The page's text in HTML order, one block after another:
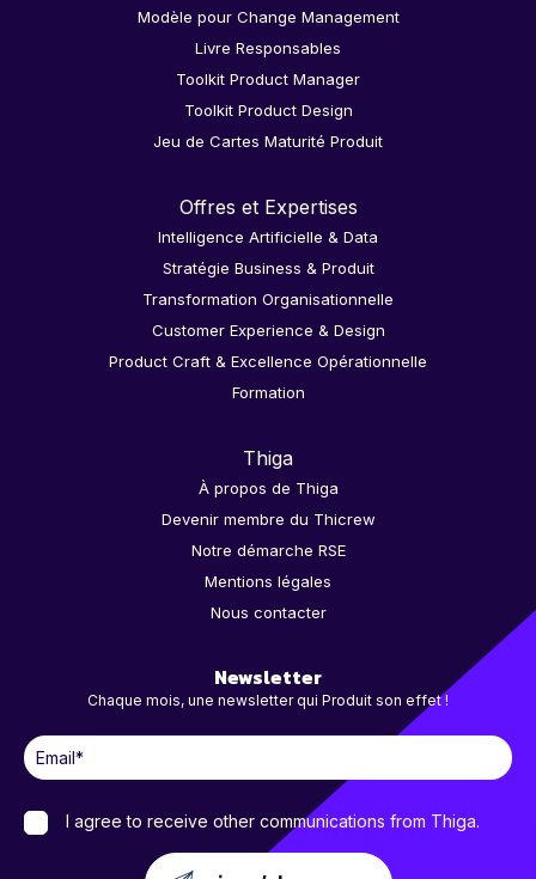
Modèle pour Change Management
Livre Responsables
Toolkit Product Manager
Toolkit Product Design
Jeu de Cartes Maturité Produit
Offres et Expertises
Intelligence Artificielle & Data
Stratégie Business & Produit
Transformation Organisationnelle
Customer Experience & Design
Product Craft & Excellence Opérationnelle
Formation
Thiga
À propos de Thiga
Devenir membre du Thicrew
Notre démarche RSE
Mentions légales
Nous contacter
Newsletter
Chaque mois, une newsletter qui Produit son effet !
I agree to receive other communications from Thiga.